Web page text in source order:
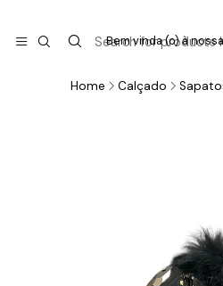
Bem vinda (o) à
Home Calçado